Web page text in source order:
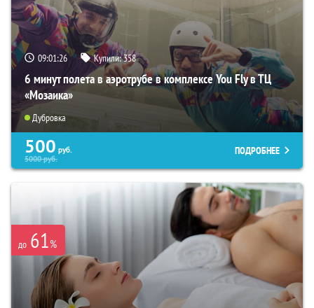
09:01:25 Купили:358
6 минут полета в аэротрубе в комплексе You Fly в ТЦ
«Мозаика»
Дубровка
500 руб.
5000руб.
ПОДРОБНЕЕ
до 61%